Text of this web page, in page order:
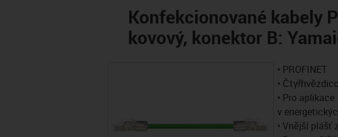
Konfekcionované kabely
kovový, konektor B:
• PROFINET
•
• Pro aplikace
v
• Vnější plášť